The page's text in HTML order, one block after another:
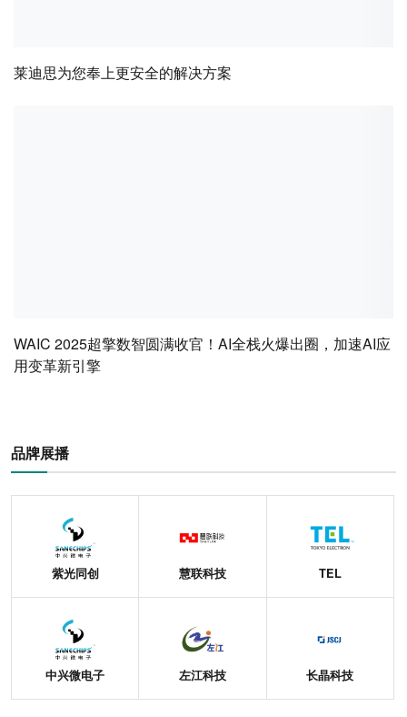
莱迪思为您奉上更安全的解决方案
WAIC 2025超擎数智圆满收官！AI全栈火爆出圈，加速AI应
用变革新引擎
品牌展播
紫光同创 慧联科技 TEL
中兴微电子 左江科技 长晶科技